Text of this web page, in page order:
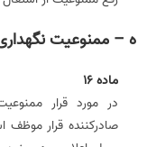
ه – ‌ممنوعیت
ماده 16
در مورد قرار
صادرکننده قرار موظف